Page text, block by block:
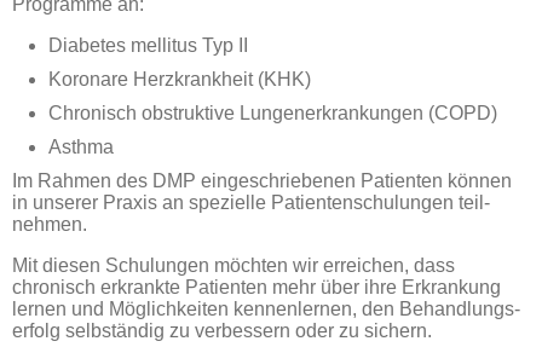
Diabetes mellitus Typ II
Koronare Herzkrankheit (KHK)
Chronisch obstruktive Lungenerkrankungen (COPD)
Asthma
Im Rahmen des DMP eingeschriebenen Patienten können
in unserer Praxis an spe­zielle Patien­ten­schulungen teil­
nehmen.
Mit diesen Schulungen möchten wir er­reichen, dass
chronisch erkrankte Patienten mehr über ihre Erkrankung
lernen und Mög­lich­keiten kennen­lernen, den Behand­lungs­
erfolg selbständig zu verbessern oder zu sichern.